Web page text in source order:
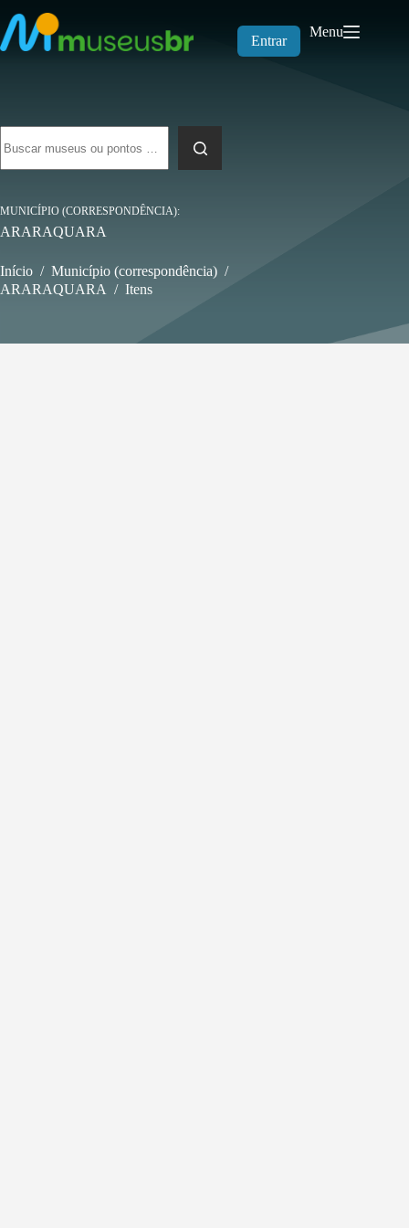
para
o
conteúdo
Entrar
Menu
resultados
MUNICÍPIO (CORRESPONDÊNCIA)
ARARAQUARA
Início / Município (correspondência) /
ARARAQUARA / Itens